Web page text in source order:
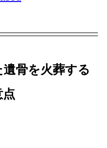
骨を火葬する
点